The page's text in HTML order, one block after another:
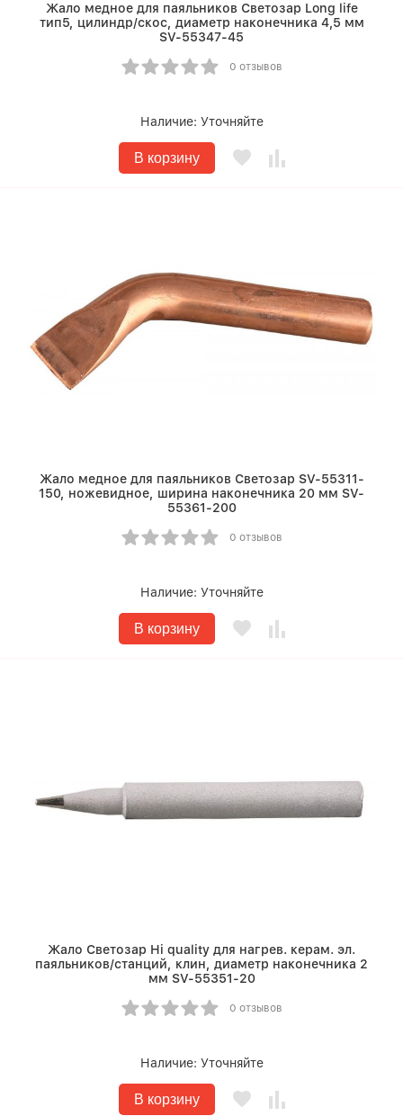
Жало медное для паяльников Светозар Long life
тип5, цилиндр/скос, диаметр наконечника 4,5 мм
SV-55347-45
0 отзывов
Наличие: Уточняйте
В корзину
Жало медное для паяльников Светозар SV-55311-
150, ножевидное, ширина наконечника 20 мм SV-
55361-200
0 отзывов
Наличие: Уточняйте
В корзину
Жало Светозар Hi quality для нагрев. керам. эл.
паяльников/станций, клин, диаметр наконечника 2
мм SV-55351-20
0 отзывов
Наличие: Уточняйте
В корзину